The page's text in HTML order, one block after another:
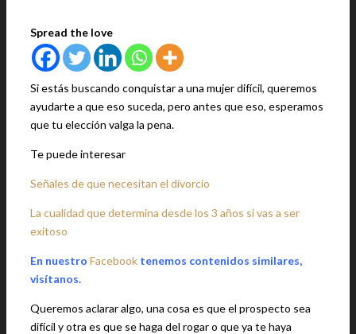
Spread the love
Si estás buscando conquistar a una mujer difícil, queremos
ayudarte a que eso suceda, pero antes que eso, esperamos
que tu elección valga la pena.
Te puede interesar
Señales de que necesitan el divorcio
La cualidad que determina desde los 3 años si vas a ser
exitoso
En nuestro Facebook tenemos contenidos similares,
visítanos.
Queremos aclarar algo, una cosa es que el prospecto sea
difícil y otra es que se haga del rogar o que ya te haya